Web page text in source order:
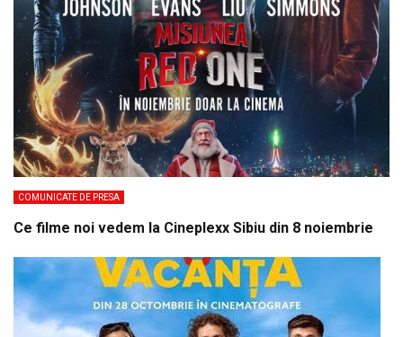
COMUNICATE DE PRESA
Ce filme noi vedem la Cineplexx Sibiu din 8 noiembrie